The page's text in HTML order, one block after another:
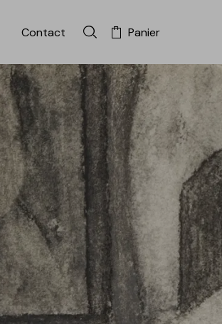
Contact Rechercher dans la
Panier